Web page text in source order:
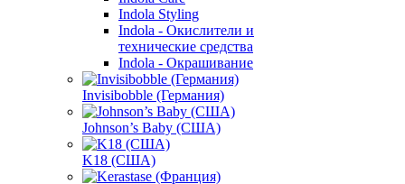
Indola Styling
Indola - Окислители и
технические средства
Indola - Окрашивание
Invisibobble (Германия)
Johnson’s Baby (США)
K18 (США)